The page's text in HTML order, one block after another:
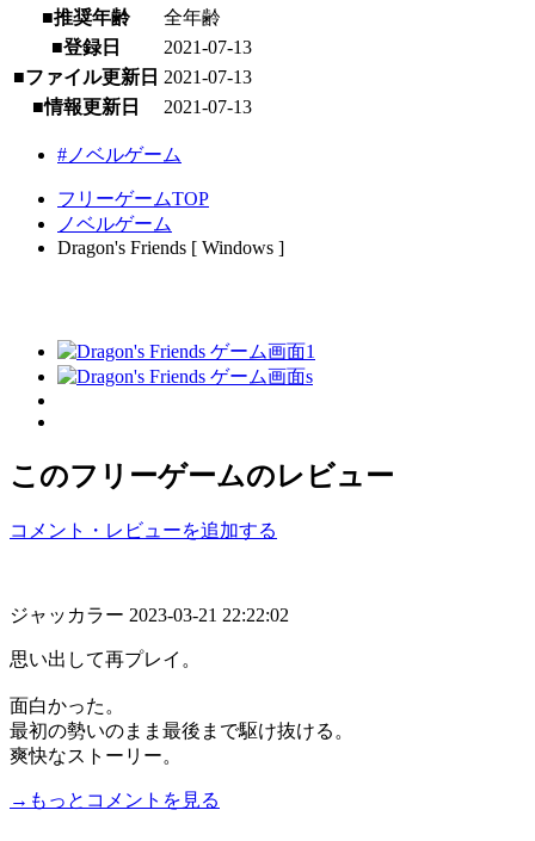
■推奨年齢
全年齢
■登録日
2021-07-13
■ファイル更新日 2021-07-13
■情報更新日
2021-07-13
#ノベルゲーム
フリーゲームTOP
ノベルゲーム
Dragon's Friends [ Windows ]
このフリーゲームのレビュー
コメント・レビューを追加する
ジャッカラー 2023-03-21 22:22:02
思い出して再プレイ。
面白かった。
最初の勢いのまま最後まで駆け抜ける。
爽快なストーリー。
→もっとコメントを見る